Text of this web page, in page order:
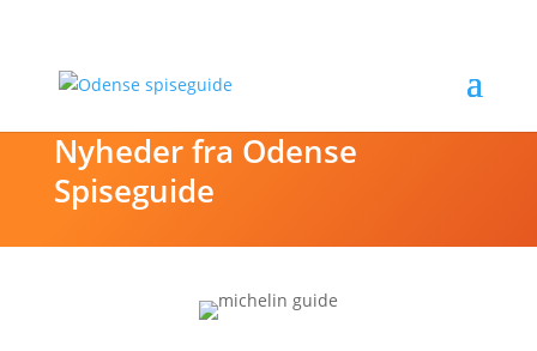
Nyheder fra Odense
Spiseguide